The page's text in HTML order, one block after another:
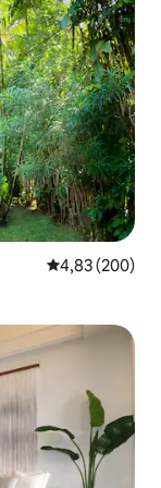
Évaluation
4,83 (200)